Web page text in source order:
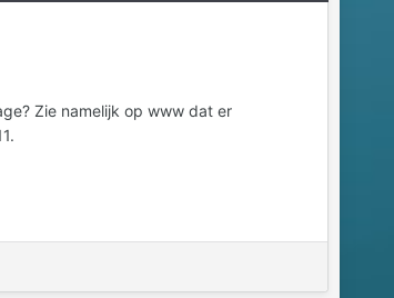
Zie namelijk op www dat er